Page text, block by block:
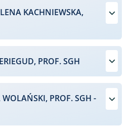
KACHNIEWSKA,
PROF. SGH
PROF. SGH -